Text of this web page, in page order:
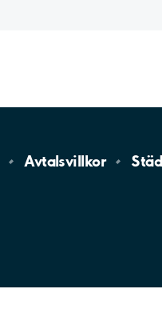
Avtalsvillkor